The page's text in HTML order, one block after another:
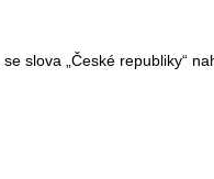
, se slova „České republiky“